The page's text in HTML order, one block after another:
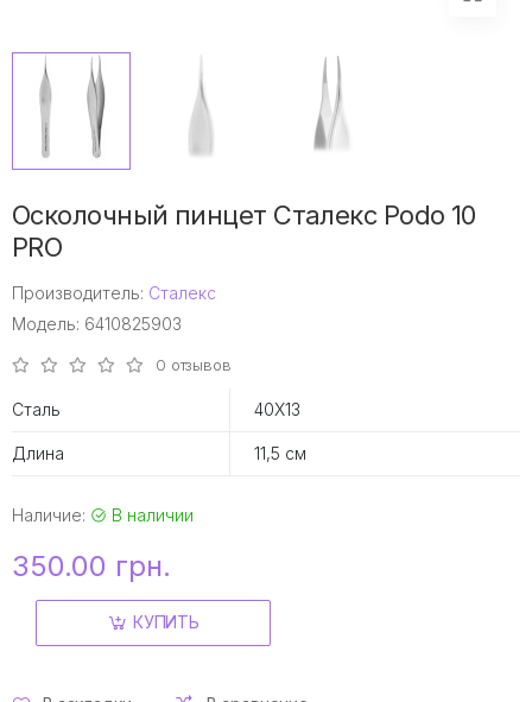
Осколочный пинцет Сталекс Podo 10
PRO
Производитель: Сталекс
Модель: 6410825903
0 отзывов
Сталь 40Х13
Длина 11,5 см
Наличие: В наличии
350.00 грн.
КУПИТЬ